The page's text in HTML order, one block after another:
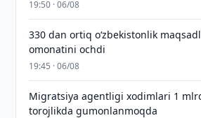
19:50 · 06/08
330 dan ortiq o‘zbekistonlik
omonatini ochdi
19:45 · 06/08
Migratsiya agentligi xodimlari 1
torojlikda gumonlanmoqda